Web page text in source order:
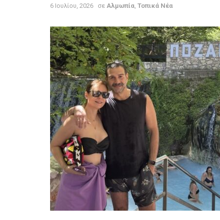
6 Ιουλίου, 2026 σε Αλμωπία Τοπικά Νέα